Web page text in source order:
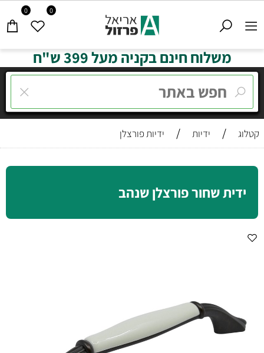
0 0
משלוח חינם בקניה מעל 399 ש"ח
קטלוג / ידיות / ידיות פורצלן
ידית שחור פורצלן שנהב